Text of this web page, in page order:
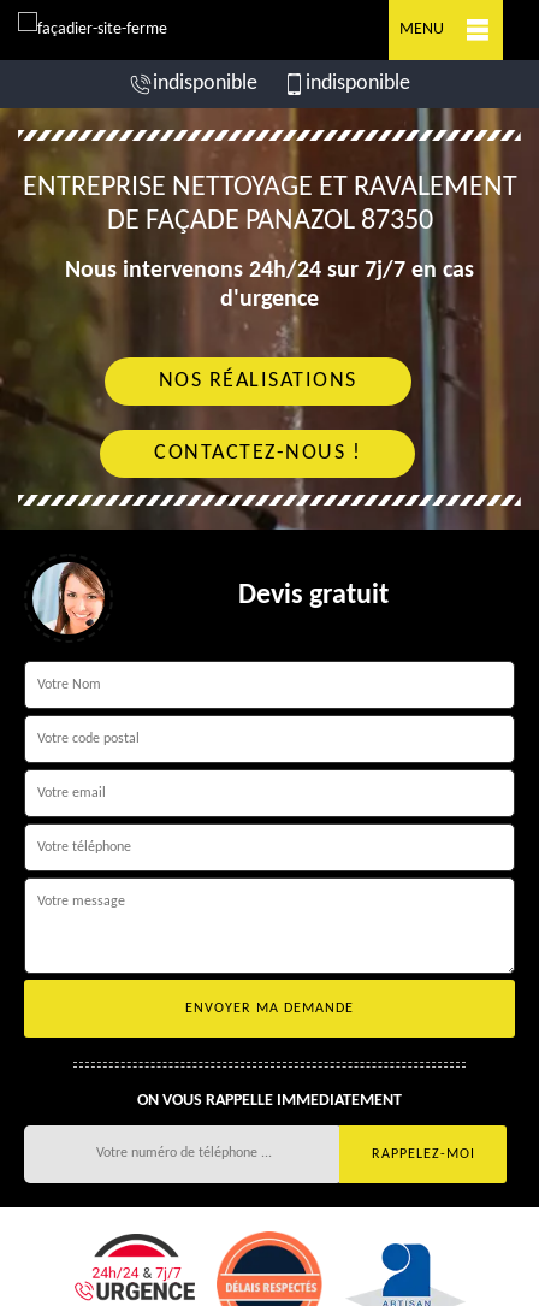
MENU
indisponible indisponible
ENTREPRISE NETTOYAGE ET RAVALEMENT
DE FAÇADE PANAZOL 87350
Nous intervenons 24h/24 sur 7j/7 en cas
d'urgence
NOS RÉALISATIONS
CONTACTEZ-NOUS !
Devis gratuit
ON VOUS RAPPELLE IMMEDIATEMENT